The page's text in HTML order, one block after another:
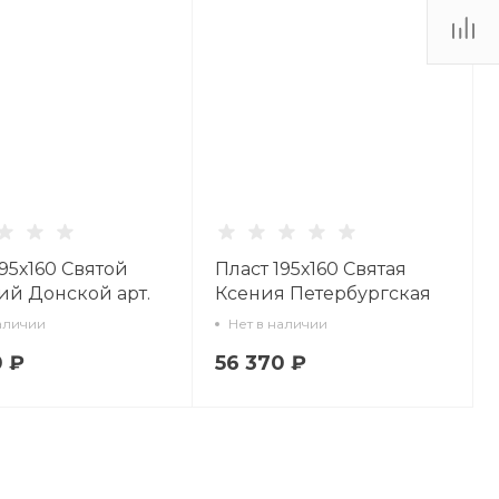
Святой
Донской арт.
₽
Пласт 195х160 Святая
Ксения Петербургская
арт. 80.77174.00.1
Нет в наличии
56 370 ₽